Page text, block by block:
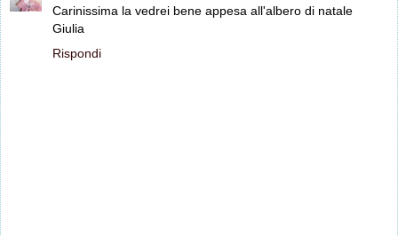
Carinissima la vedrei bene appesa all'albero di natale
Giulia
Rispondi